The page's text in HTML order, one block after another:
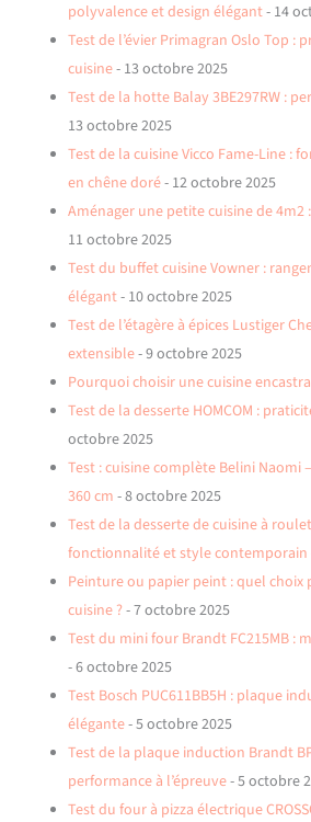
polyvalence et design élégant- 14
Test de l’évier Primagran Oslo Top :
cuisine- 13 octobre 2025
Test de la hotte Balay 3BE297RW :
13 octobre 2025
Test de la cuisine Vicco Fame-Line :
en chêne doré- 12 octobre 2025
Aménager une petite cuisine de 4m2
11 octobre 2025
Test du buffet cuisine Vowner :
élégant- 10 octobre 2025
Test de l’étagère à épices Lustiger
extensible- 9 octobre 2025
Pourquoi choisir une cuisine
Test de la desserte HOMCOM :
octobre 2025
Test : cuisine complète Belini Naomi
360 cm - 8 octobre 2025
Test de la desserte de cuisine à
fonctionnalité et style contemporain
Peinture ou papier peint : quel
cuisine ?- 7 octobre 2025
Test du mini four Brandt FC215MB
- 6 octobre 2025
Test Bosch PUC611BB5H : plaque
élégante- 5 octobre 2025
Test de la plaque induction Brandt
performance à l’épreuve- 5 octobre
Test du four à pizza électrique